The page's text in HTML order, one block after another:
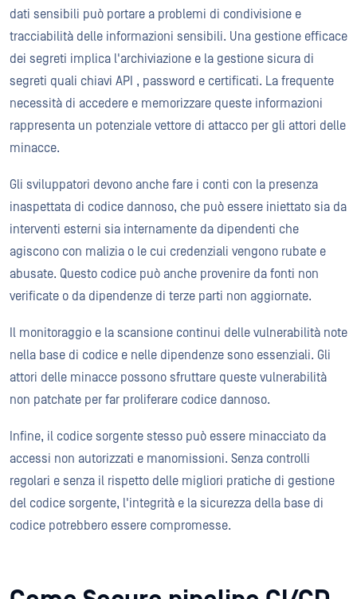
dati sensibili può portare a problemi di condivisione e
tracciabilità delle informazioni sensibili. Una gestione efficace
dei segreti implica l'archiviazione e la gestione sicura di
segreti quali chiavi API , password e certificati. La frequente
necessità di accedere e memorizzare queste informazioni
rappresenta un potenziale vettore di attacco per gli attori delle
minacce.
Gli sviluppatori devono anche fare i conti con la presenza
inaspettata di codice dannoso, che può essere iniettato sia da
interventi esterni sia internamente da dipendenti che
agiscono con malizia o le cui credenziali vengono rubate e
abusate. Questo codice può anche provenire da fonti non
verificate o da dipendenze di terze parti non aggiornate.
Il monitoraggio e la scansione continui delle vulnerabilità note
nella base di codice e nelle dipendenze sono essenziali. Gli
attori delle minacce possono sfruttare queste vulnerabilità
non patchate per far proliferare codice dannoso.
Infine, il codice sorgente stesso può essere minacciato da
accessi non autorizzati e manomissioni. Senza controlli
regolari e senza il rispetto delle migliori pratiche di gestione
del codice sorgente, l'integrità e la sicurezza della base di
codice potrebbero essere compromesse.